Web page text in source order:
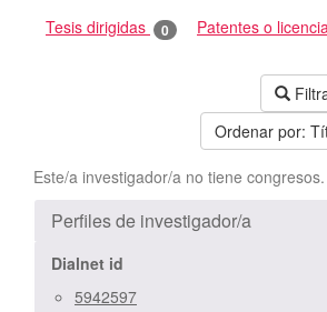
Tesis dirigidas 0 Patentes o
Ordenar por:
Este/a investigador/a no tiene congresos.
Perfiles de investigador/a
Dialnet id
5942597